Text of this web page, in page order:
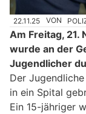
22.11.25 VON
Am Freitag, 21.
wurde an der
Jugendlicher
Der
in ein Spital
Ein 15-jähriger